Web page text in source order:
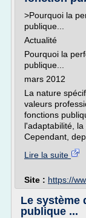
>Pourquoi la
publique...
Actualité
Pourquoi la
publique...
mars 2012
La nature
valeurs
fonctions
l'adaptabilité,
Cependant,
Lire la suite
Site : https://
Le système
publique ...